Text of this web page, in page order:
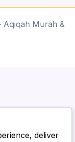
Murah &
deliver